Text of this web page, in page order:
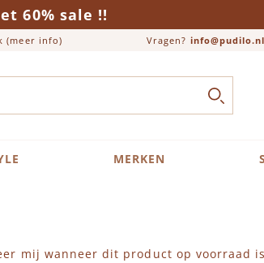
60% sale !!
(meer info) Vragen? info@pudilo.nl
Close search
ZOEK
MERKEN
mij wanneer dit product op voorraad is